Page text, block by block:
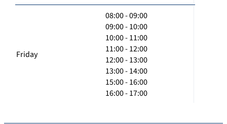
Friday
08:00 - 09:00
09:00 - 10:00
10:00 - 11:00
11:00 - 12:00
12:00 - 13:00
13:00 - 14:00
15:00 - 16:00
16:00 - 17:00